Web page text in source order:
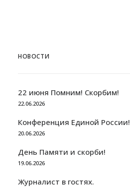
НОВОСТИ
22 июня Помним! Скорбим!
22.06.2026
Конференция Единой России!
20.06.2026
День Памяти и скорби!
19.06.2026
Журналист в гостях.